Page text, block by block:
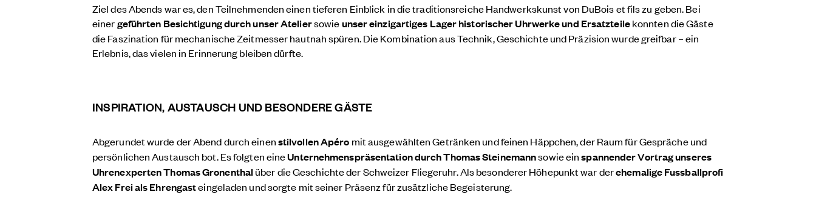
Ziel des Abends war es, den Teilnehmenden einen tieferen Einblick in die traditionsreiche Handwerkskunst von DuBois et fils zu geben. Bei
einergeführten Besichtigung durch unser Ateliersowieunser einzigartiges Lager historischer Uhrwerke und Ersatzteilekonnten die Gäste
die Faszination für mechanische Zeitmesser hautnah spüren. Die Kombination aus Technik, Geschichte und Präzision wurde greifbar – ein
Erlebnis, das vielen in Erinnerung bleiben dürfte.
INSPIRATION, AUSTAUSCH UND BESONDERE GÄSTE
Abgerundet wurde der Abend durch einenstilvollen Apéro mit ausgewählten Getränken und feinen Häppchen, der Raum für Gespräche und
persönlichen Austausch bot. Es folgten eineUnternehmenspräsentation durch Thomas Steinemannsowie einspannender Vortrag unseres
Uhrenexperten Thomas Gronenthal über die Geschichte der Schweizer Fliegeruhr. Als besonderer Höhepunkt war derehemalige Fussballprofi
Alex Frei als Ehrengasteingeladen und sorgte mit seiner Präsenz für zusätzliche Begeisterung.